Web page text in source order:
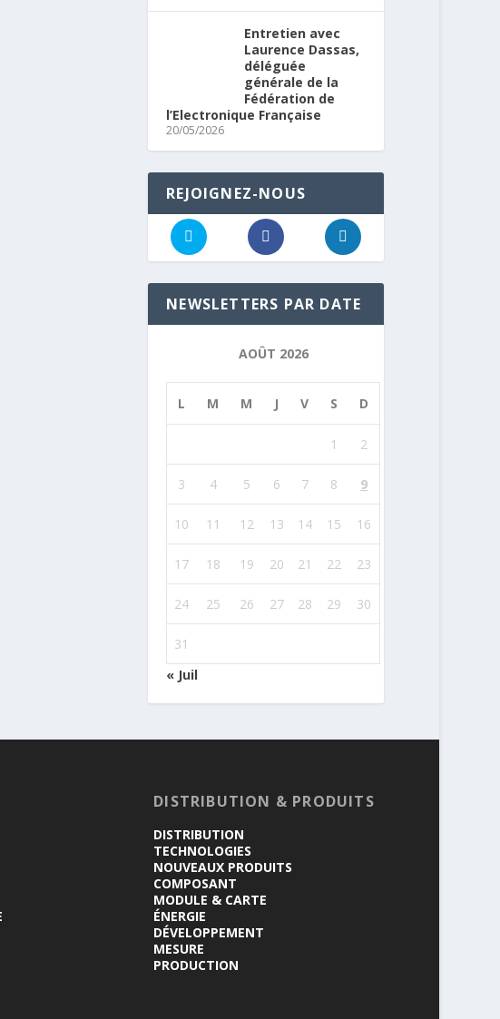
Entretien avec
Laurence Dassas,
déléguée
générale de la
Fédération de
l’Electronique Française
20/05/2026
REJOIGNEZ-NOUS
NEWSLETTERS PAR DATE
AOÛT 2026
L M M J V S D
1 2
3 4 5 6 7 8 9
10 11 12 13 14 15 16
17 18 19 20 21 22 23
24 25 26 27 28 29 30
31
« Juil
DISTRIBUTION & PRODUITS
DISTRIBUTION
TECHNOLOGIES
NOUVEAUX PRODUITS
COMPOSANT
MODULE & CARTE
ÉNERGIE
DÉVELOPPEMENT
MESURE
PRODUCTION